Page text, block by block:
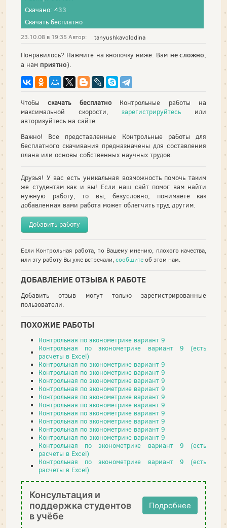
Скачано: 433
Скачать бесплатно
23.10.08 в 19:35 Автор: tanyushkavolodina
Понравилось? Нажмите на кнопочку ниже. Вам не сложно,
а нам приятно).
Чтобыскачать бесплатноКонтрольные работы на
максимальной скорости,зарегистрируйтесь или
авторизуйтесь на сайте.
Важно! Все представленные Контрольные работы для
бесплатного скачивания предназначены для составления
плана или основы собственных научных трудов.
Друзья! У вас есть уникальная возможность помочь таким
же студентам как и вы! Если наш сайт помог вам найти
нужную работу, то вы, безусловно, понимаете как
добавленная вами работа может облегчить труд другим.
Добавить работу
Если Контрольная работа, по Вашему мнению, плохого качества,
или эту работу Вы уже встречали,сообщитеоб этом нам.
ДОБАВЛЕНИЕ ОТЗЫВА К РАБОТЕ
Добавить отзыв могут только зарегистрированные
пользователи.
ПОХОЖИЕ РАБОТЫ
Контрольная по эконометрике вариант 9
Контрольная по эконометрике вариант 9 (есть
расчеты в Excel)
Контрольная по эконометрике вариант 9
Контрольная по эконометрике вариант 9
Контрольная по эконометрике вариант 9
Контрольная по эконометрике вариант 9
Контрольная по эконометрике вариант 9
Контрольная по эконометрике вариант 9
Контрольная по эконометрике вариант 9
Контрольная по эконометрике вариант 9
Контрольная по эконометрике вариант 9
Контрольная по эконометрике вариант 9
Контрольная по эконометрике вариант 9 (есть
расчеты в Excel)
Контрольная по эконометрике вариант 9 (есть
расчеты в Excel)
Консультация и
поддержка студентов
в учёбе
Подробнее